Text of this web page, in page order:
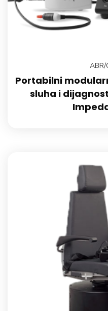
ABR/
Portabilni
sluha i